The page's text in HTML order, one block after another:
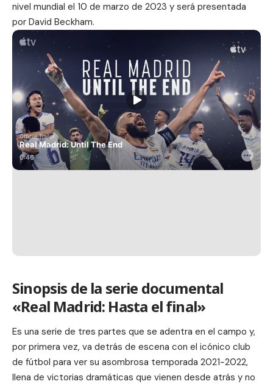
nivel mundial el 10 de marzo de 2023 y será presentada
por David Beckham.
Sinopsis de la serie documental
«Real Madrid: Hasta el final»
Es una serie de tres partes que se adentra en el campo y,
por primera vez, va detrás de escena con el icónico club
de fútbol para ver su asombrosa temporada 2021-2022,
llena de victorias dramáticas que vienen desde atrás y no